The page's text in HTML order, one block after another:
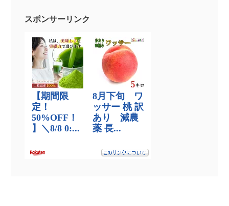
スポンサーリンク